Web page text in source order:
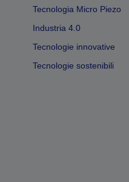
Tecnologia Micro Piezo
Industria 4.0
Tecnologie innovative
Tecnologie sostenibili